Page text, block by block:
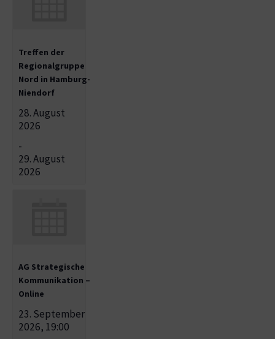
Treffen der
Regionalgruppe
Nord in Hamburg-
Niendorf
28. August
2026
-
29. August
2026
AG Strategische
Kommunikation –
Online
23. September
2026, 19:00